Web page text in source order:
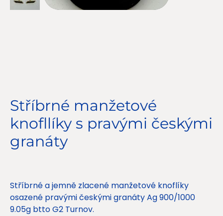
Stříbrné manžetové
knofllíky s pravými českými
granáty
Stříbrné a jemně zlacené manžetové knoflíky
osazené pravými českými granáty Ag 900/1000
9.05g btto G2 Turnov.